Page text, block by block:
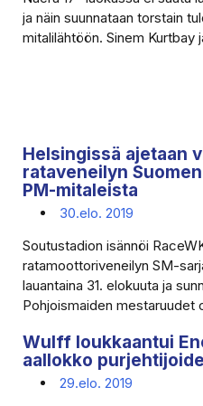
ja näin suunnataan torstain
mitalilähtöön. Sinem Kurtbay
Helsingissä ajetaan
rataveneilyn
PM-mitaleista
30.elo. 2019
Soutustadion isännöi
ratamoottoriveneilyn SM-
lauantaina 31. elokuuta ja
Pohjoismaiden mestaruudet
Wulff loukkaantui
aallokko
29.elo. 2019